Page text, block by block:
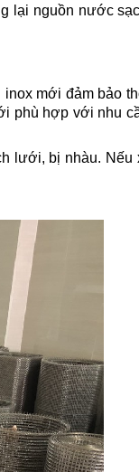
lại nguồn nước
mới đảm bảo
phù hợp với nhu
lưới, bị nhàu. Nếu